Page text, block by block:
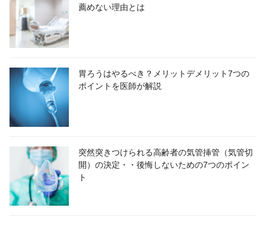
薦めない理由とは
胃ろうはやるべき？メリットデメリット7つの
ポイントを医師が解説
突然突きつけられる高齢者の気管挿管（気管切
開）の決定・・後悔しないための7つのポイン
ト